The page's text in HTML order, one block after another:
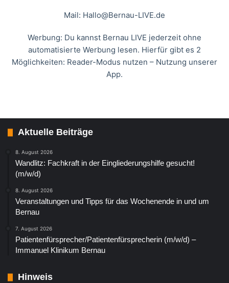
Mail: Hallo@Bernau-LIVE.de
Werbung: Du kannst Bernau LIVE jederzeit ohne
automatisierte Werbung lesen. Hierfür gibt es 2
Möglichkeiten: Reader-Modus nutzen – Nutzung unserer
App.
Aktuelle Beiträge
8. August 2026
Wandlitz: Fachkraft in der Eingliederungshilfe gesucht!
(m/w/d)
8. August 2026
Veranstaltungen und Tipps für das Wochenende in und um
Bernau
7. August 2026
Patientenfürsprecher/Patientenfürsprecherin (m/w/d) –
Immanuel Klinikum Bernau
Hinweis